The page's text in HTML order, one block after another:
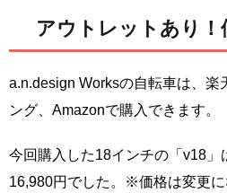
アウトレットあり！
a.n.design Worksの自転車は、楽
ング、Amazonで購入できます。
今回購入した18インチの「v18」
16,980円でした。※価格は変更に